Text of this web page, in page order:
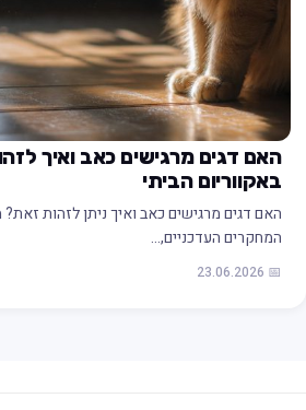
האם דגים מרגישים כאב ואיך
באקווריום הביתי
האם דגים מרגישים כאב ואיך ניתן לזהות
המחקרים העדכניים,…
📅 23.06.2026